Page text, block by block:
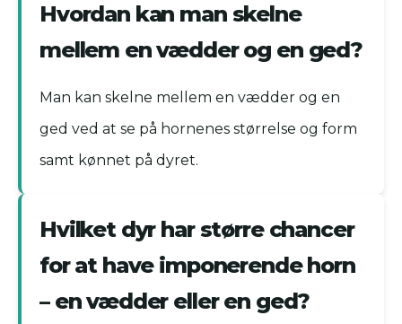
Hvordan kan man skelne
mellem en vædder og en ged?
Man kan skelne mellem en vædder og en
ged ved at se på hornenes størrelse og form
samt kønnet på dyret.
Hvilket dyr har større chancer
for at have imponerende horn
– en vædder eller en ged?